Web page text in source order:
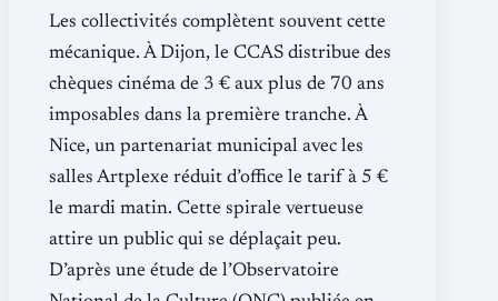
Les collectivités complètent souvent cette
mécanique. À Dijon, le CCAS distribue des
chèques cinéma de 3 € aux plus de 70 ans
imposables dans la première tranche. À
Nice, un partenariat municipal avec les
salles Artplexe réduit d’office le tarif à 5 €
le mardi matin. Cette spirale vertueuse
attire un public qui se déplaçait peu.
D’après une étude de l’Observatoire